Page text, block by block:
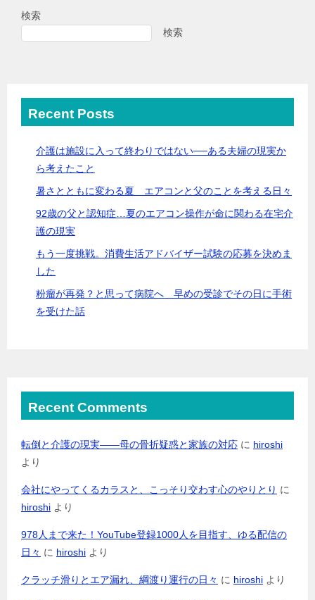
検索
検索
Recent Posts
介護は施設に入って終わりではない──ある夫婦の現実か
ら考えたこと
暑さとともに変わる夏 エアコンと父のことを考える日々
92歳の父と認知症…夏のエアコン操作が命に関わる在宅介
護の現実
もう一度挑戦。消費生活アドバイザー試験の応募を決めま
した
粉瘤が再発？と思って病院へ 早めの受診でその日に手術
を受けた話
Recent Comments
転倒と介護の現実――母の骨折疑惑と家族の対応 に hiroshi
より
会社にやってくるカラスと、こっそり交わす心のやりとり に
hiroshi より
978人まで来た！YouTube登録1000人を目指す、ゆる配信の
日々 に hiroshi より
クラッチ滑りとエア漏れ、綱渡り運行の日々 に hiroshi より